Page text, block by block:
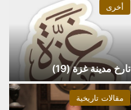
أخرى
تارخ مدينة غزة (19)
مقالات تاريخية